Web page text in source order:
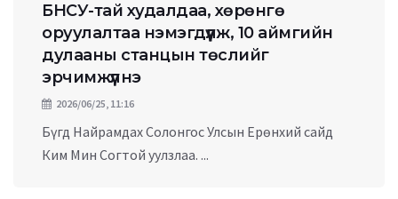
БНСУ-тай худалдаа, хөрөнгө
оруулалтаа нэмэгдүүлж, 10 аймгийн
дулааны станцын төслийг
эрчимжүүлнэ
2026/06/25, 11:16
Бүгд Найрамдах Солонгос Улсын Ерөнхий сайд
Ким Мин Согтой уулзлаа. ...